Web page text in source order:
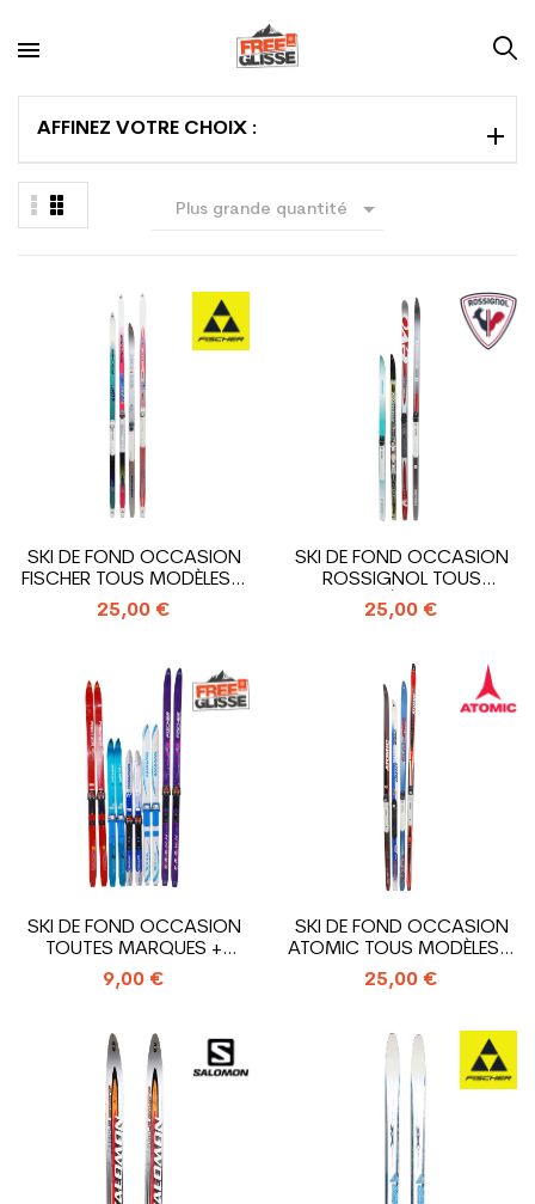
AFFINEZ VOTRE CHOIX :
Plus grande quantité 
SKI DE FOND OCCASION
FISCHER TOUS MODÈLES +
FIXATION...
25,00 €
SKI DE FOND OCCASION
ROSSIGNOL TOUS
MODÈLES +...
25,00 €
SKI DE FOND OCCASION
TOUTES MARQUES +
FIXATION...
9,00 €
SKI DE FOND OCCASION
ATOMIC TOUS MODÈLES +
FIXATION...
25,00 €